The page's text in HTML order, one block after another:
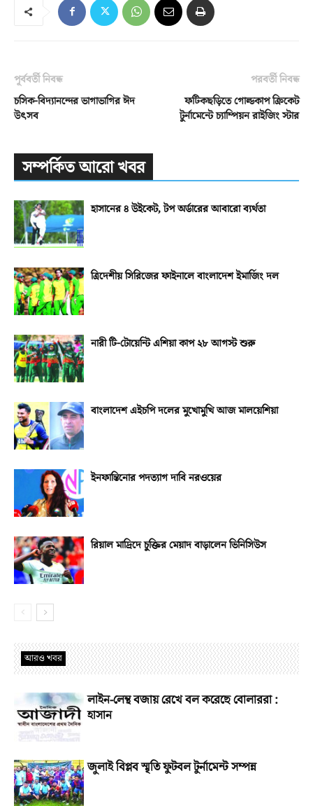
পূর্ববর্তী নিবন্ধ
চসিক-বিদ্যানন্দের ভাগাভাগির ঈদ
উৎসব
পরবর্তী নিবন্ধ
ফটিকছড়িতে গোল্ডকাপ ক্রিকেট
টুর্নামেন্টে চ্যাম্পিয়ন রাইজিং স্টার
সম্পর্কিত আরো খবর
হাসানের ৪ উইকেট, টপ অর্ডারের আবারো ব্যর্থতা
ত্রিদেশীয় সিরিজের ফাইনালে বাংলাদেশ ইমার্জিং দল
নারী টি-টোয়েন্টি এশিয়া কাপ ২৮ আগস্ট শুরু
বাংলাদেশ এইচপি দলের মুখোমুখি আজ মালয়েশিয়া
ইনফান্তিনোর পদত্যাগ দাবি নরওয়ের
রিয়াল মাদ্রিদে চুক্তির মেয়াদ বাড়ালেন ভিনিসিউস
আরও খবর
লাইন-লেন্থ বজায় রেখে বল করেছে বোলাররা :
হাসান
জুলাই বিপ্লব স্মৃতি ফুটবল টুর্নামেন্ট সম্পন্ন